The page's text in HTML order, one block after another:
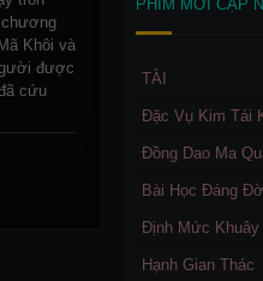
chương
Khôi và
được
cứu
PHIM MỚI CẬP
TÀI
Đặc Vụ Kim Tái
Đồng Dao Ma
Bài Học Đáng
Định Mức Khuây
Hạnh Gian Thác